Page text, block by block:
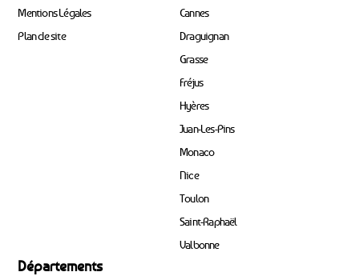
Mentions Légales
Plan de site
Cannes
Draguignan
Grasse
Fréjus
Hyères
Juan-Les-Pins
Monaco
Nice
Toulon
Saint-Raphaël
Valbonne
Départements